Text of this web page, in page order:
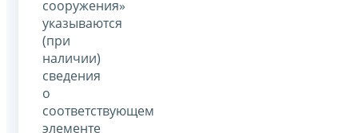
сооружения»
указываются
(при
наличии)
сведения
о
соответствующем
элементе